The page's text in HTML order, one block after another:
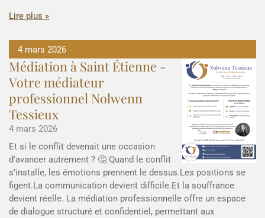
Lire plus »
4 mars 2026
Médiation à Saint Étienne -
Votre médiateur
professionnel Nolwenn
Tessieux
4 mars 2026
Et si le conflit devenait une occasion
d'avancer autrement ? 🤔 Quand le conflit
s’installe, les émotions prennent le dessus.Les positions se
figent.La communication devient difficile.Et la souffrance
devient réelle. La médiation professionnelle offre un espace
de dialogue structuré et confidentiel, permettant aux